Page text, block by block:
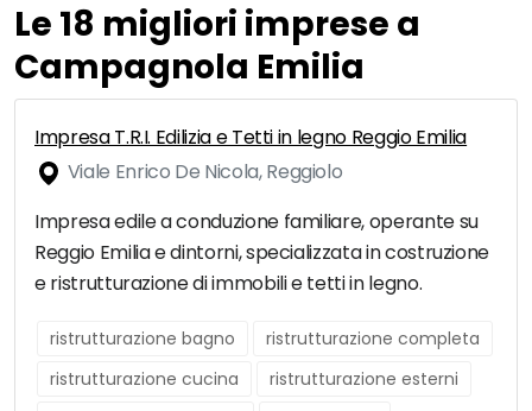
Le 18 migliori imprese a
Campagnola Emilia
Impresa T.R.I. Edilizia e Tetti in legno Reggio Emilia
Viale Enrico De Nicola, Reggiolo
Impresa edile a conduzione familiare, operante su
Reggio Emilia e dintorni, specializzata in costruzione
e ristrutturazione di immobili e tetti in legno.
ristrutturazione bagno
ristrutturazione completa
ristrutturazione cucina
ristrutturazione esterni